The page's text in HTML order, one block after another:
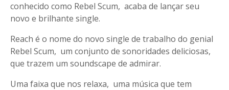
conhecido como Rebel Scum, acaba de lançar seu
novo e brilhante single.
Reach é o nome do novo single de trabalho do genial
Rebel Scum, um conjunto de sonoridades deliciosas,
que trazem um soundscape de admirar.
Uma faixa que nos relaxa, uma música que tem